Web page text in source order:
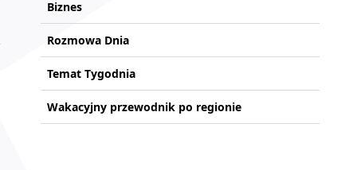
Biznes
Rozmowa Dnia
Temat Tygodnia
Wakacyjny przewodnik po regionie